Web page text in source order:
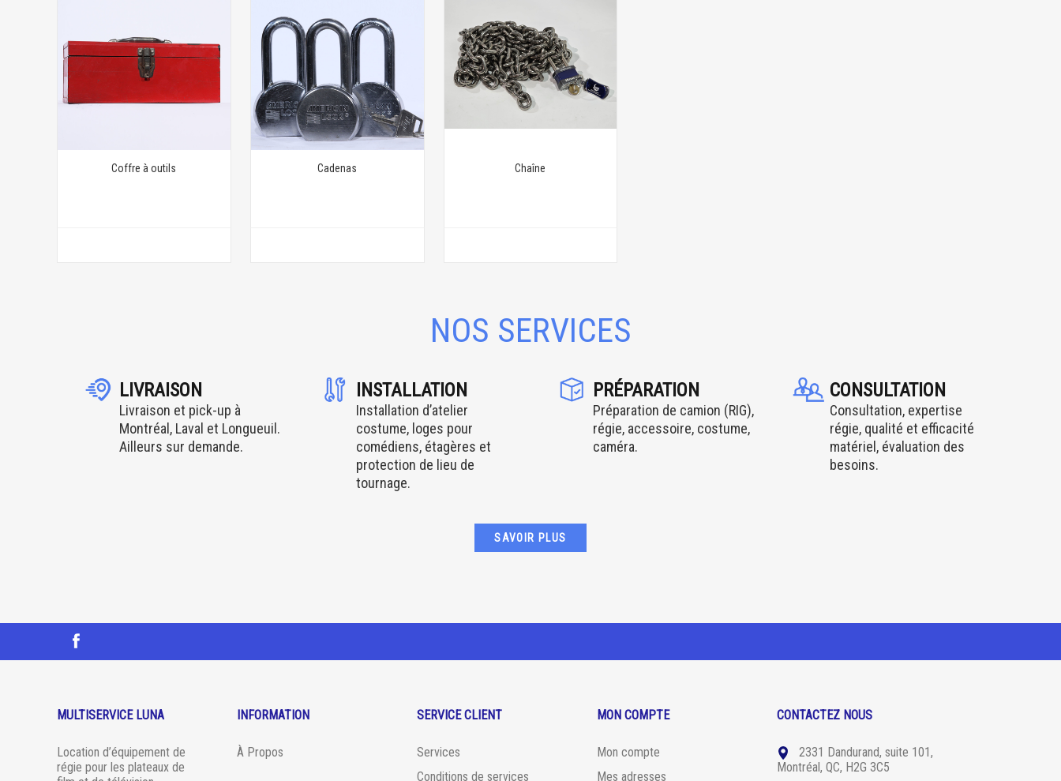
Coffre à outils Cadenas Chaîne
NOS SERVICES
LIVRAISON
Livraison et pick-up à
Montréal, Laval et Longueuil.
Ailleurs sur demande.
INSTALLATION
Installation d’atelier
costume, loges pour
comédiens, étagères et
protection de lieu de
tournage.
PRÉPARATION
Préparation de camion (RIG),
régie, accessoire, costume,
caméra.
CONSULTATION
Consultation, expertise
régie, qualité et efficacité
matériel, évaluation des
besoins.
SAVOIR PLUS
MULTISERVICE LUNA
Location d’équipement de
régie pour les plateaux de
INFORMATION
À Propos
SERVICE CLIENT
Services
Conditions de services
MON COMPTE
Mon compte
Mes adresses
CONTACTEZ NOUS
2331 Dandurand, suite 101,
Montréal, QC, H2G 3C5